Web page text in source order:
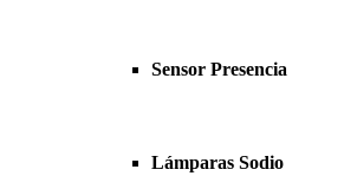
Sensor Presencia
Lámparas Sodio